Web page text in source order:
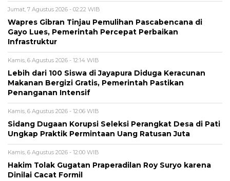
Jumat, 7 Agustus 2026 - 02:22 WIB
Wapres Gibran Tinjau Pemulihan Pascabencana di
Gayo Lues, Pemerintah Percepat Perbaikan
Infrastruktur
Kamis, 6 Agustus 2026 - 12:14 WIB
Lebih dari 100 Siswa di Jayapura Diduga Keracunan
Makanan Bergizi Gratis, Pemerintah Pastikan
Penanganan Intensif
Kamis, 6 Agustus 2026 - 12:06 WIB
Sidang Dugaan Korupsi Seleksi Perangkat Desa di Pati
Ungkap Praktik Permintaan Uang Ratusan Juta
Kamis, 6 Agustus 2026 - 12:00 WIB
Hakim Tolak Gugatan Praperadilan Roy Suryo karena
Dinilai Cacat Formil